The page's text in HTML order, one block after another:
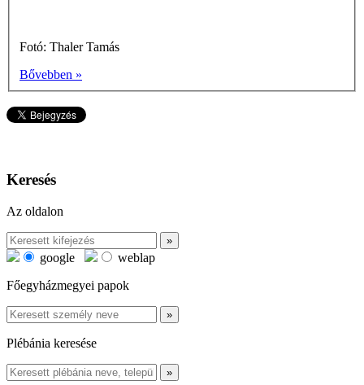
Fotó: Thaler Tamás
Bővebben »
Keresés
Az oldalon
google
weblap
Főegyházmegyei papok
Plébánia keresése